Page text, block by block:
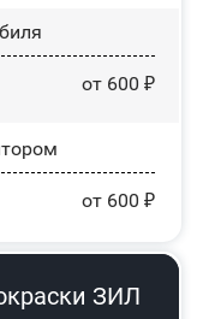
от 600 ₽
от 600 ₽
ЗИЛ